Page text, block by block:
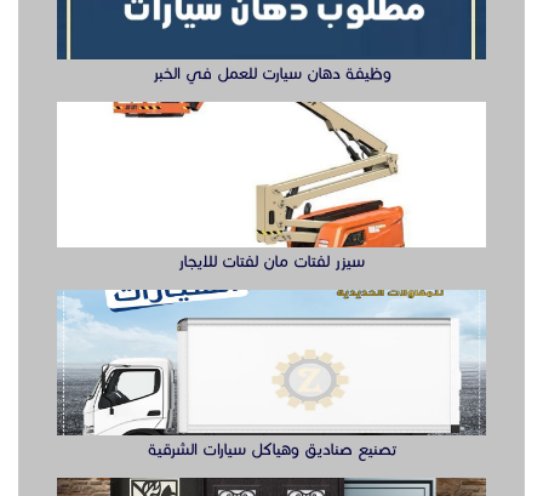
وظيفة دهان سيارت للعمل في الخبر
سيزر لفتات مان لفتات للايجار
تصنيع صناديق وهياكل سيارات الشرقية